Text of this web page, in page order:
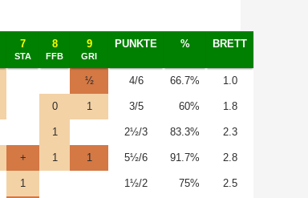
7
STA
8
FFB
9
GRI
PUNKTE % BRETT
½ 4/6 66.7% 1.0
0 1 3/5 60% 1.8
1 2½/3 83.3% 2.3
+ 1 1 5½/6 91.7% 2.8
1 1½/2 75% 2.5